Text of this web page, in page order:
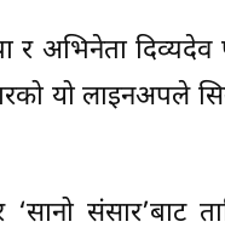
र अभिनेता दिव्यदेव
यो लाइनअपले
संसार’बाट